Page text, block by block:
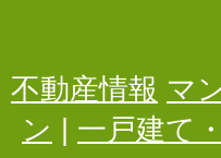
不動産情報 マ
ン
一戸建て